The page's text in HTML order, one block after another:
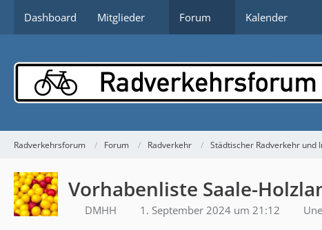
Dashboard Mitglieder Forum Kalender
Radverkehrsforum Forum Radverkehr Städtischer Radverkehr und
Vorhabenliste Saale-
DMHH 1. September 2024 um 21:12